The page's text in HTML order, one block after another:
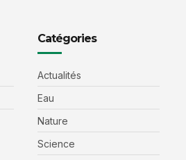
Catégories
Actualités
Eau
Nature
Science